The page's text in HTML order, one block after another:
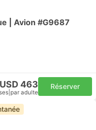
| Avion #G9687
USD 463
par adulte
Réserver